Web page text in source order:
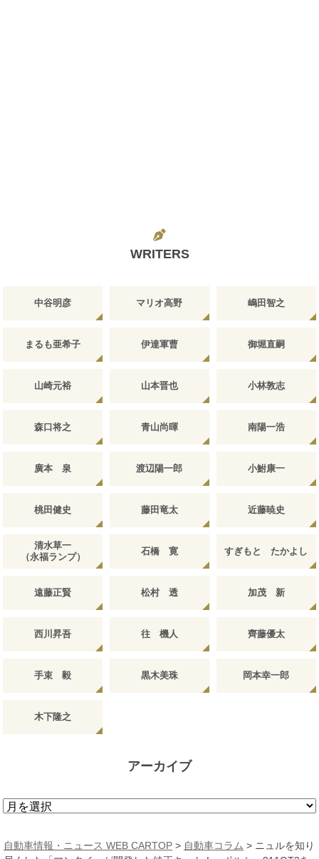
WRITERS
中谷明彦 マリオ高野 嶋田智之
まるも亜希子 伊達軍曹 御堀直嗣
山崎元裕 山本晋也 小林敦志
森口将之 青山尚暉 南陽一浩
廣本 泉 渡辺陽一郎 小鮒康一
桃田健史 藤田竜太 近藤暁史
清水草一
（永福ランプ）
石橋 寛 すぎもと たかよし
遠藤正賢 松村 透 加茂 新
西川昇吾 往 機人 齊藤優太
手束 毅 黒木美珠 岡本幸一郎
木下隆之
アーカイブ
ア
カ
自動車情報・ニュース WEB CARTOP > 自動車コラム > ニュルを知り